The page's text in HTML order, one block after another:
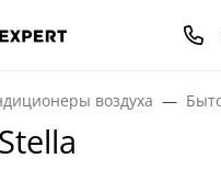
воздуха